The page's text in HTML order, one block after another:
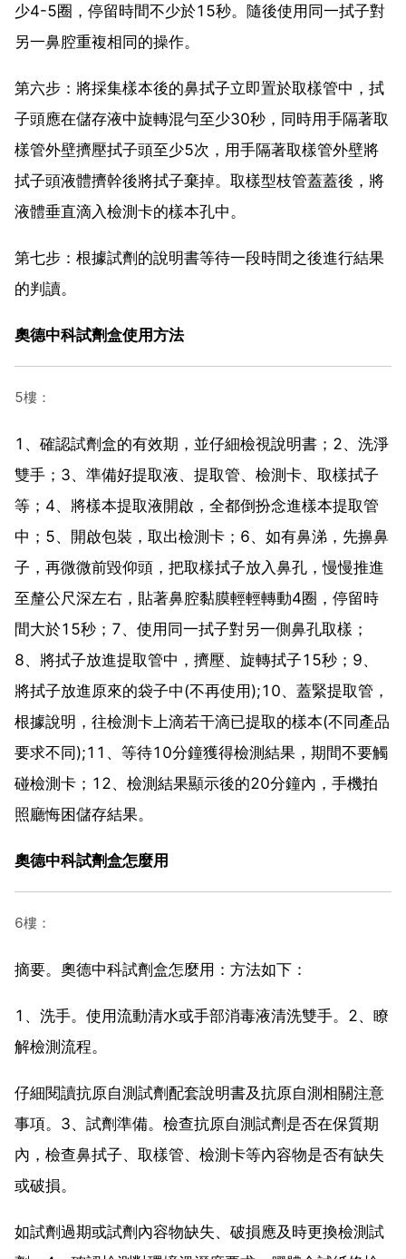
少4-5圈，停留時間不少於15秒。隨後使用同一拭子對
另一鼻腔重複相同的操作。
第六步：將採集樣本後的鼻拭子立即置於取樣管中，拭
子頭應在儲存液中旋轉混勻至少30秒，同時用手隔著取
樣管外壁擠壓拭子頭至少5次，用手隔著取樣管外壁將
拭子頭液體擠幹後將拭子棄掉。取樣型枝管蓋蓋後，將
液體垂直滴入檢測卡的樣本孔中。
第七步：根據試劑的說明書等待一段時間之後進行結果
的判讀。
奧德中科試劑盒使用方法
5樓：
1、確認試劑盒的有效期，並仔細檢視說明書；2、洗淨
雙手；3、準備好提取液、提取管、檢測卡、取樣拭子
等；4、將樣本提取液開啟，全都倒扮念進樣本提取管
中；5、開啟包裝，取出檢測卡；6、如有鼻涕，先擤鼻
子，再微微前毀仰頭，把取樣拭子放入鼻孔，慢慢推進
至釐公尺深左右，貼著鼻腔黏膜輕輕轉動4圈，停留時
間大於15秒；7、使用同一拭子對另一側鼻孔取樣；
8、將拭子放進提取管中，擠壓、旋轉拭子15秒；9、
將拭子放進原來的袋子中(不再使用);10、蓋緊提取管，
根據說明，往檢測卡上滴若干滴已提取的樣本(不同產品
要求不同);11、等待10分鐘獲得檢測結果，期間不要觸
碰檢測卡；12、檢測結果顯示後的20分鐘內，手機拍
照廳悔困儲存結果。
奧德中科試劑盒怎麼用
6樓：
摘要。奧德中科試劑盒怎麼用：方法如下：
1、洗手。使用流動清水或手部消毒液清洗雙手。2、瞭
解檢測流程。
仔細閱讀抗原自測試劑配套說明書及抗原自測相關注意
事項。3、試劑準備。檢查抗原自測試劑是否在保質期
內，檢查鼻拭子、取樣管、檢測卡等內容物是否有缺失
或破損。
如試劑過期或試劑內容物缺失、破損應及時更換檢測試